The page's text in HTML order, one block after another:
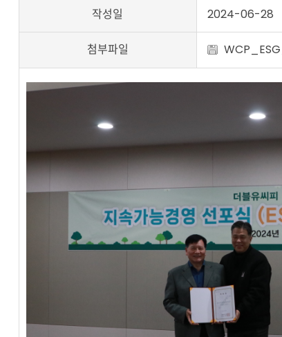
작성일 2024-06-28
첨부파일